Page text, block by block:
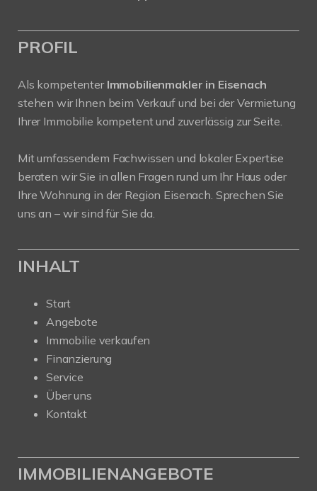
PROFIL
Als kompetenter Immobilienmakler in Eisenach
stehen wir Ihnen beim Verkauf und bei der Vermietung
Ihrer Immobilie kompetent und zuverlässig zur Seite.
Mit umfassendem Fachwissen und lokaler Expertise
beraten wir Sie in allen Fragen rund um Ihr Haus oder
Ihre Wohnung in der Region Eisenach. Sprechen Sie
uns an – wir sind für Sie da.
INHALT
Start
Angebote
Immobilie verkaufen
Finanzierung
Service
Über uns
Kontakt
IMMOBILIENANGEBOTE